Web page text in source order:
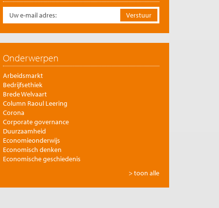
Onderwerpen
Arbeidsmarkt
Bedrijfsethiek
Brede Welvaart
Column Raoul Leering
Corona
Corporate governance
Duurzaamheid
Economieonderwijs
Economisch denken
Economische geschiedenis
Filosofie en economie
> toon alle